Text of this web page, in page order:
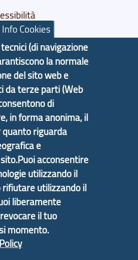
territoriale e sviluppo locale
si è sviluppato a
Aree Interne
per lo Sviluppo
al rilancio socio-economico
In particolare fornisce
sullaStrategia
, in collaborazione con Regione
Info Cookies
(di navigazione
la normale
del sito web e
da terze parti (Web
di
in forma anonima, il
riguarda
e
acconsentire
utilizzando il
rifiutare utilizzando il
liberamente
il tuo
momento.